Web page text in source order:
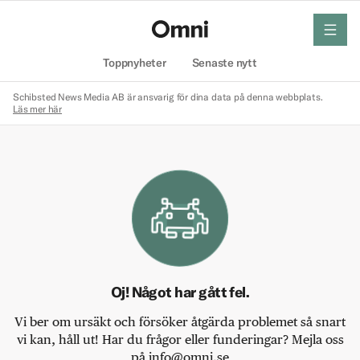
Toppnyheter Senaste nytt
meny
Schibsted News Media AB är ansvarig för dina data på denna webbplats.
Läs mer här
Oj! Något har gått fel.
Vi ber om ursäkt och försöker åtgärda problemet så snart
vi kan, håll ut! Har du frågor eller funderingar? Mejla oss